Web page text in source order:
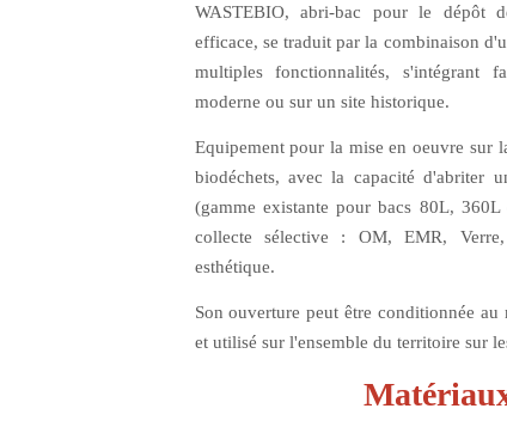
WASTEBIO, abri-bac pour le dépôt
efficace, se traduit par la combinaison
multiples fonctionnalités, s'intégrant
moderne ou sur un site historique.
Equipement pour la mise en oeuvre sur
biodéchets, avec la capacité d'abriter
(gamme existante pour bacs 80L,360L
collecte sélective : OM, EMR, Verre,
esthétique.
Son ouverture peut être conditionnée
et utilisé sur l'ensemble du territoire sur